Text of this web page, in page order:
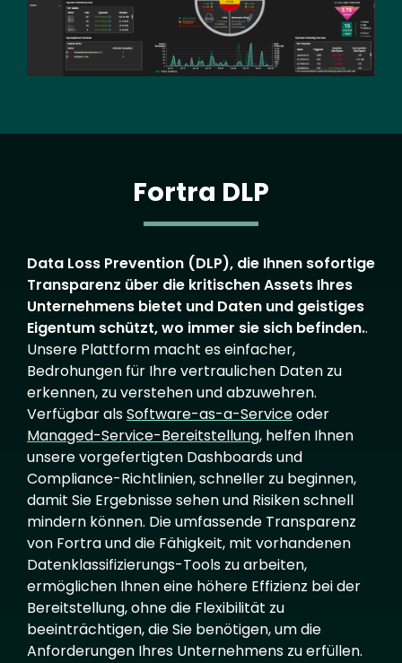
Fortra DLP
Data Loss Prevention (DLP), die Ihnen sofortige
Transparenz über die kritischen Assets Ihres
Unternehmens bietet und Daten und geistiges
Eigentum schützt, wo immer sie sich befinden..
Unsere Plattform macht es einfacher,
Bedrohungen für Ihre vertraulichen Daten zu
erkennen, zu verstehen und abzuwehren.
Verfügbar alsSoftware-as-a-Serviceoder
Managed-Service-Bereitstellung, helfen Ihnen
unsere vorgefertigten Dashboards und
Compliance-Richtlinien, schneller zu beginnen,
damit Sie Ergebnisse sehen und Risiken schnell
mindern können. Die umfassende Transparenz
von Fortra und die Fähigkeit, mit vorhandenen
Datenklassifizierungs-Tools zu arbeiten,
ermöglichen Ihnen eine höhere Effizienz bei der
Bereitstellung, ohne die Flexibilität zu
beeinträchtigen, die Sie benötigen, um die
Anforderungen Ihres Unternehmens zu erfüllen.